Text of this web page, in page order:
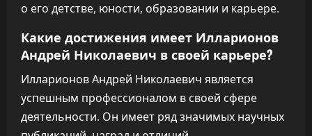
о его детстве, юности, образовании и карьере.
Какие достижения имеет Илларионов
Андрей Николаевич в своей карьере?
Илларионов Андрей Николаевич является
успешным профессионалом в своей сфере
деятельности. Он имеет ряд значимых научных